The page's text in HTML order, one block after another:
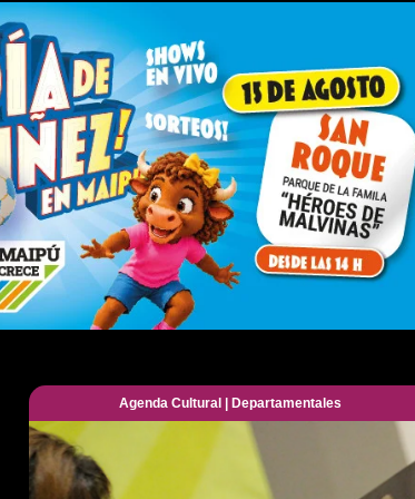
Agenda Cultural| Departamentales